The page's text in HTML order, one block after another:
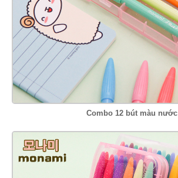
Combo 12 bút màu nước